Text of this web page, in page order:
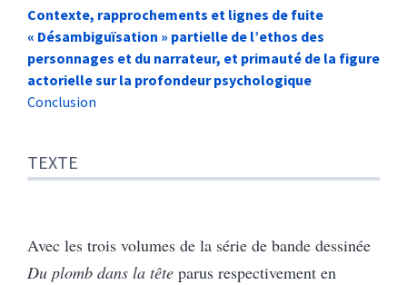
Contexte, rapprochements et lignes de fuite
« Désambiguïsation » partielle de l’ethos des
personnages et du narrateur, et primauté de la figure
actorielle sur la profondeur psychologique
Conclusion
TEXTE
Avec les trois volumes de la série de bande dessinée
Du plomb dans la tête parus respectivement en